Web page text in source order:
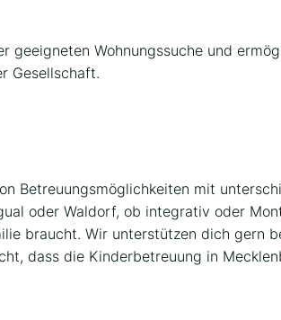
geeigneten Wohnungssuche und
Gesellschaft.
Betreuungsmöglichkeiten mit
oder Waldorf, ob integrativ oder
braucht. Wir unterstützen dich gern
dass die Kinderbetreuung in